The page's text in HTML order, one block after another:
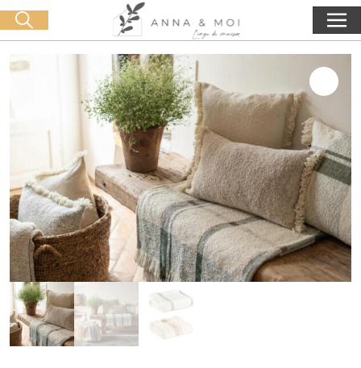
Livraison offerte dès 60€ d'achat 0,00€
Lancer la recherche